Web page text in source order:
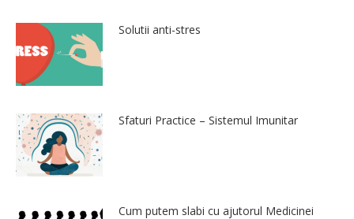
Solutii anti-stres
Sfaturi Practice – Sistemul Imunitar
Cum putem slabi cu ajutorul Medicinei